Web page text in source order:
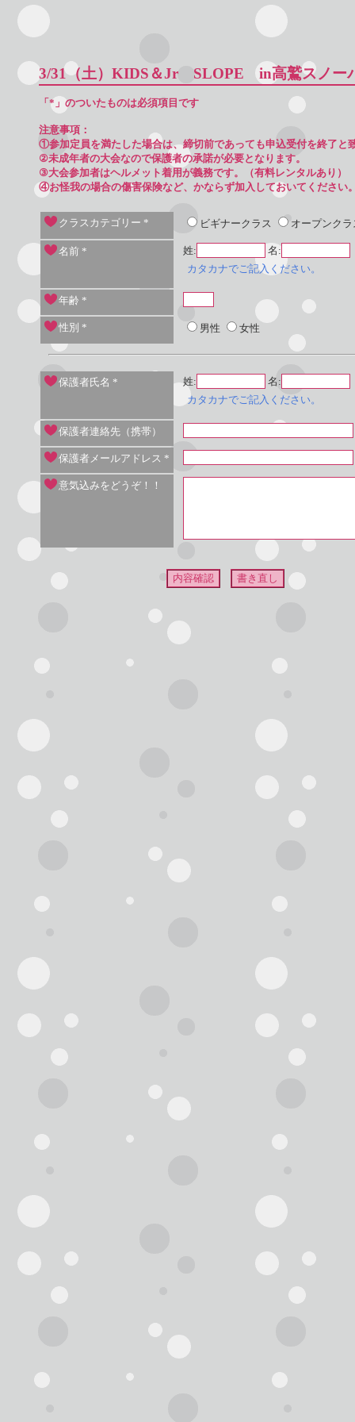
3/31（土）KIDS＆Jr SLOPE in高鷲スノー
「*」のついたものは必須項目です
注意事項：
①参加定員を満たした場合は、締切前であっても申込受付を終了と
②未成年者の大会なので保護者の承諾が必要となります。
③大会参加者はヘルメット着用が義務です。（有料レンタルあり）
④お怪我の場合の傷害保険など、かならず加入しておいてください
クラスカテゴリー * ビギナークラス オープンクラ
名前 * 姓:
名:
カタカナでご記入ください。
年齢 *
性別 * 男性 女性
保護者氏名 * 姓:
名:
カタカナでご記入ください。
保護者連絡先（携帯）
保護者メールアドレス *
意気込みをどうぞ！！